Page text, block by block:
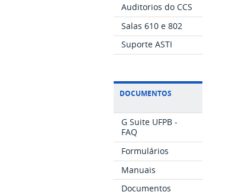
Auditorios do CCS
Salas 610 e 802
Suporte ASTI
DOCUMENTOS
G Suite UFPB -
FAQ
Formulários
Manuais
Documentos